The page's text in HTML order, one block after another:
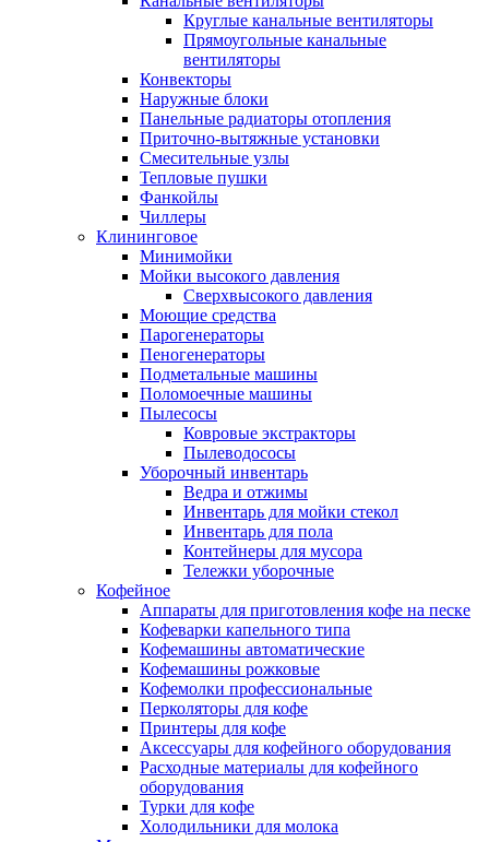
Круглые канальные вентиляторы
Прямоугольные канальные
вентиляторы
Конвекторы
Наружные блоки
Панельные радиаторы отопления
Приточно-вытяжные установки
Смесительные узлы
Тепловые пушки
Фанкойлы
Чиллеры
Клининговое
Минимойки
Мойки высокого давления
Сверхвысокого давления
Моющие средства
Парогенераторы
Пеногенераторы
Подметальные машины
Поломоечные машины
Пылесосы
Ковровые экстракторы
Пылеводососы
Уборочный инвентарь
Ведра и отжимы
Инвентарь для мойки стекол
Инвентарь для пола
Контейнеры для мусора
Тележки уборочные
Кофейное
Аппараты для приготовления кофе на песке
Кофеварки капельного типа
Кофемашины автоматические
Кофемашины рожковые
Кофемолки профессиональные
Перколяторы для кофе
Принтеры для кофе
Аксессуары для кофейного оборудования
Расходные материалы для кофейного
оборудования
Турки для кофе
Холодильники для молока